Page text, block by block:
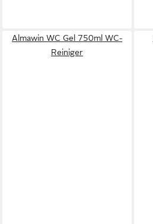
Almawin WC Gel 750ml WC-
Reiniger